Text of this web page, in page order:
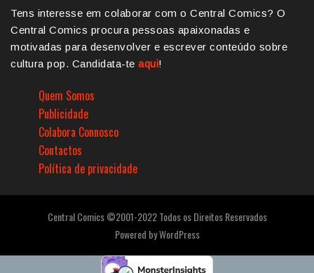
Tens interesse em colaborar com o Central Comics? O
Central Comics procura pessoas apaixonadas e
motivadas para desenvolver e escrever conteúdo sobre
cultura pop. Candidata-te aqui!
Quem Somos
Publicidade
Colabora Connosco
Contactos
Política de privacidade
Central Comics ©2001-2022 Todos os Direitos Reservados
Powered byWordPress